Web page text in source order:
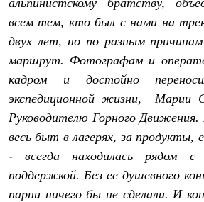
альпинистскому братству,
всем тем, кто был с нами на
двух лет, но по разным
маршрут. Фотографам и
кадром и достойно
экспедиционной жизни, Марии
Руководителю Горного
весь быт в лагерях, за продукты,
- всегда находилась рядом
поддержкой. Без ее душевного
парни ничего бы не сделали. И